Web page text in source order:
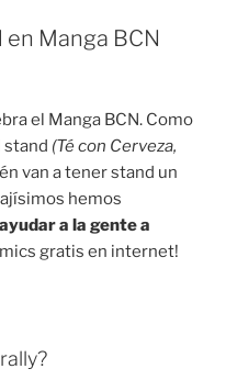
Manga BCN
el Manga BCN. Como
stand (Té con Cerveza,
van a tener stand un
hemos
a la gente a
gratis en internet!